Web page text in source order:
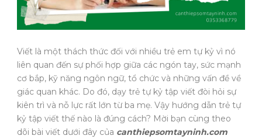
Viết là một thách thức đối với nhiều trẻ em tự kỷ vì nó
liên quan đến sự phối hợp giữa các ngón tay, sức mạnh
cơ bắp, kỹ năng ngôn ngữ, tổ chức và những vấn đề về
giác quan khác. Do đó, dạy trẻ tự kỷ tập viết đòi hỏi sự
kiên trì và nỗ lực rất lớn từ ba mẹ. Vậy hướng dẫn trẻ tự
kỷ tập viết thế nào là đúng cách? Mời bạn cùng theo
dõi bài viết dưới đây của canthiepsomtayninh.com